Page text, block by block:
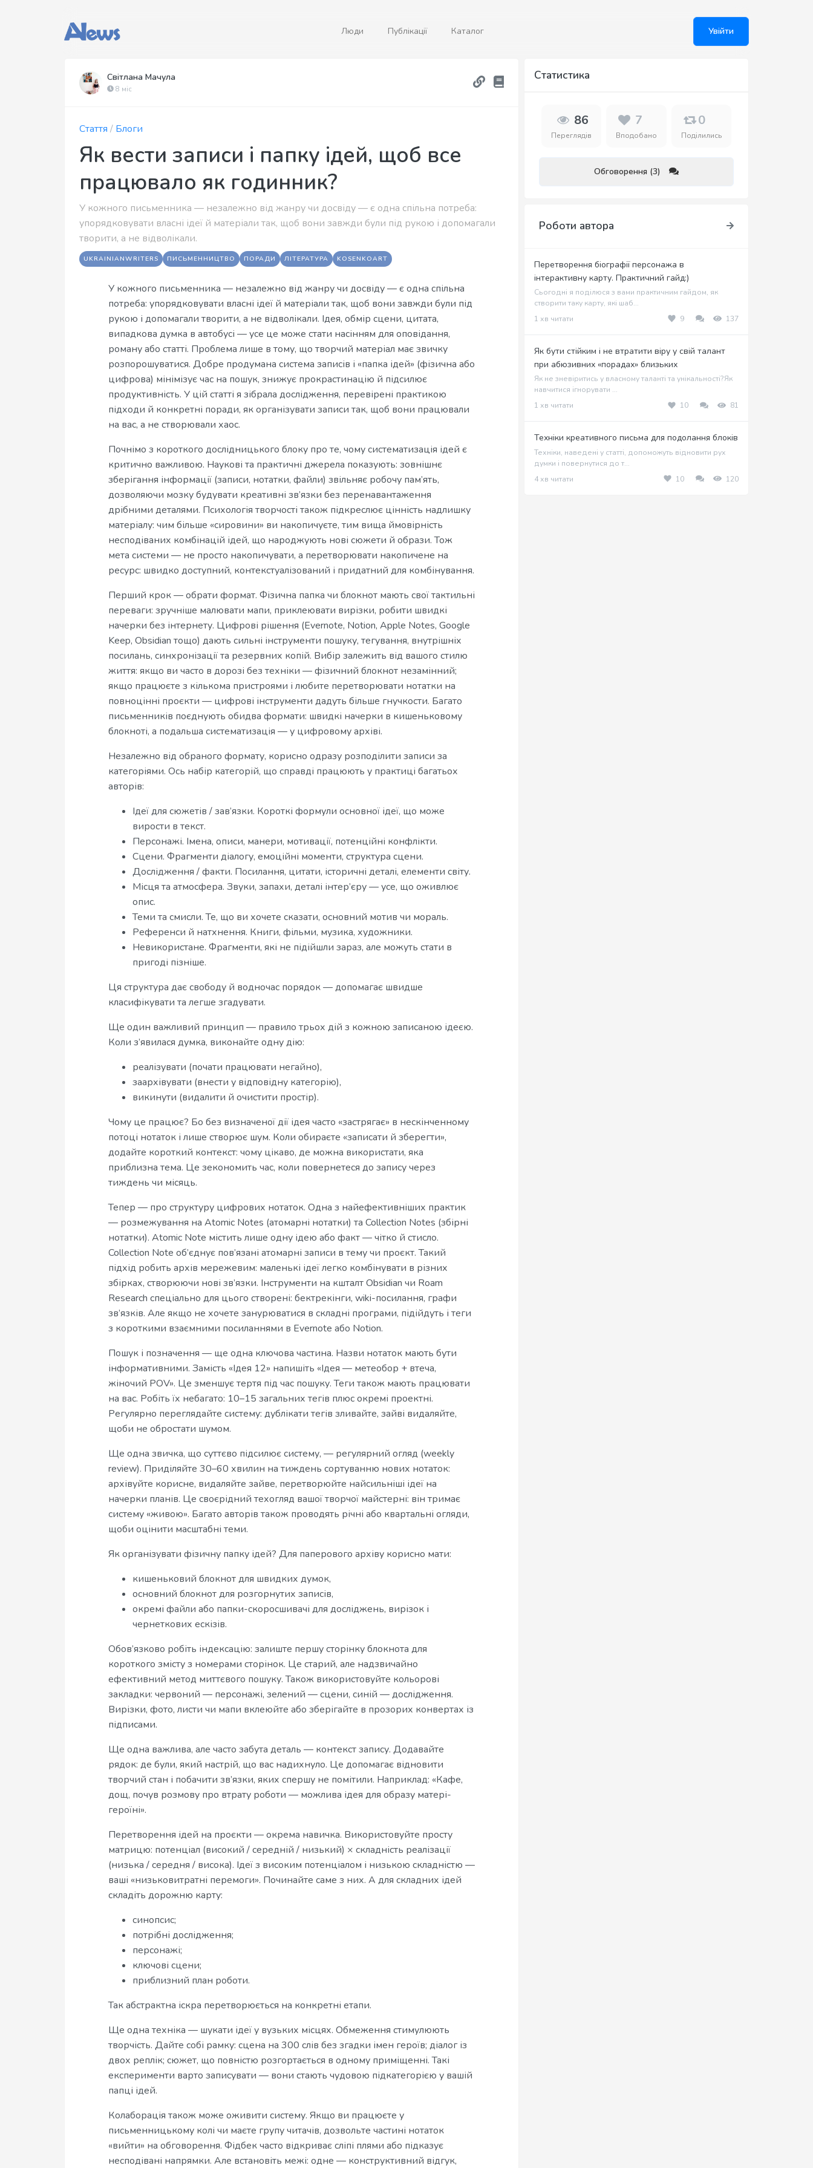
Люди Публікації Каталог Увійти
Світлана Мачула
8 міс
Стаття / Блоги
Як вести записи і папку ідей, щоб все
працювало як годинник?
У кожного письменника — незалежно від жанру чи досвіду — є одна спільна потреба:
упорядковувати власні ідеї й матеріали так, щоб вони завжди були під рукою і допомагали
творити, а не відволікали.
UKRAINIANWRITERS ПИСЬМЕННИЦТВО ПОРАДИ ЛІТЕРАТУРА KOSENKOART
У кожного письменника — незалежно від жанру чи досвіду — є одна спільна
потреба: упорядковувати власні ідеї й матеріали так, щоб вони завжди були під
рукою і допомагали творити, а не відволікали. Ідея, обмір сцени, цитата,
випадкова думка в автобусі — усе це може стати насінням для оповідання,
роману або статті. Проблема лише в тому, що творчий матеріал має звичку
розпорошуватися. Добре продумана система записів і «папка ідей» (фізична або
цифрова) мінімізує час на пошук, знижує прокрастинацію й підсилює
продуктивність. У цій статті я зібрала дослідження, перевірені практикою
підходи й конкретні поради, як організувати записи так, щоб вони працювали
на вас, а не створювали хаос.
Почнімо з короткого дослідницького блоку про те, чому систематизація ідей є
критично важливою. Наукові та практичні джерела показують: зовнішнє
зберігання інформації (записи, нотатки, файли) звільняє робочу пам’ять,
дозволяючи мозку будувати креативні зв’язки без перенавантаження
дрібними деталями. Психологія творчості також підкреслює цінність надлишку
матеріалу: чим більше «сировини» ви накопичуєте, тим вища ймовірність
несподіваних комбінацій ідей, що народжують нові сюжети й образи. Тож
мета системи — не просто накопичувати, а перетворювати накопичене на
ресурс: швидко доступний, контекстуалізований і придатний для комбінування.
Перший крок — обрати формат. Фізична папка чи блокнот мають свої тактильні
переваги: зручніше малювати мапи, приклеювати вирізки, робити швидкі
начерки без інтернету. Цифрові рішення (Evernote, Notion, Apple Notes, Google
Keep, Obsidian тощо) дають сильні інструменти пошуку, тегування, внутрішніх
посилань, синхронізації та резервних копій. Вибір залежить від вашого стилю
життя: якщо ви часто в дорозі без техніки — фізичний блокнот незамінний;
якщо працюєте з кількома пристроями і любите перетворювати нотатки на
повноцінні проєкти — цифрові інструменти дадуть більше гнучкости. Багато
письменників поєднують обидва формати: швидкі начерки в кишеньковому
блокноті, а подальша систематизація — у цифровому архіві.
Незалежно від обраного формату, корисно одразу розподілити записи за
категоріями. Ось набір категорій, що справді працюють у практиці багатьох
авторів:
Ідеї для сюжетів / зав’язки. Короткі формули основної ідеї, що може
вирости в текст.
Персонажі. Імена, описи, манери, мотивації, потенційні конфлікти.
Сцени. Фрагменти діалогу, емоційні моменти, структура сцени.
Дослідження / факти. Посилання, цитати, історичні деталі, елементи світу.
Місця та атмосфера. Звуки, запахи, деталі інтер’єру — усе, що оживлює
опис.
Теми та смисли. Те, що ви хочете сказати, основний мотив чи мораль.
Референси й натхнення. Книги, фільми, музика, художники.
Невикористане. Фрагменти, які не підійшли зараз, але можуть стати в
пригоді пізніше.
Ця структура дає свободу й водночас порядок — допомагає швидше
класифікувати та легше згадувати.
Ще один важливий принцип — правило трьох дій з кожною записаною ідеєю.
Коли з’явилася думка, виконайте одну дію:
реалізувати (почати працювати негайно),
заархівувати (внести у відповідну категорію),
викинути (видалити й очистити простір).
Чому це працює? Бо без визначеної дії ідея часто «застрягає» в нескінченному
потоці нотаток і лише створює шум. Коли обираєте «записати й зберегти»,
додайте короткий контекст: чому цікаво, де можна використати, яка
приблизна тема. Це зекономить час, коли повернетеся до запису через
тиждень чи місяць.
Тепер — про структуру цифрових нотаток. Одна з найефективніших практик
— розмежування на Atomic Notes (атомарні нотатки) та Collection Notes (збірні
нотатки). Atomic Note містить лише одну ідею або факт — чітко й стисло.
Collection Note об’єднує пов’язані атомарні записи в тему чи проєкт. Такий
підхід робить архів мережевим: маленькі ідеї легко комбінувати в різних
збірках, створюючи нові зв’язки. Інструменти на кшталт Obsidian чи Roam
Research спеціально для цього створені: бектрекінги, wiki-посилання, графи
зв’язків. Але якщо не хочете занурюватися в складні програми, підійдуть і теги
з короткими взаємними посиланнями в Evernote або Notion.
Пошук і позначення — ще одна ключова частина. Назви нотаток мають бути
інформативними. Замість «Ідея 12» напишіть «Ідея — метеобор + втеча,
жіночий POV». Це зменшує тертя під час пошуку. Теги також мають працювати
на вас. Робіть їх небагато: 10–15 загальних тегів плюс окремі проектні.
Регулярно переглядайте систему: дублікати тегів зливайте, зайві видаляйте,
щоби не обростати шумом.
Ще одна звичка, що суттєво підсилює систему, — регулярний огляд (weekly
review). Приділяйте 30–60 хвилин на тиждень сортуванню нових нотаток:
архівуйте корисне, видаляйте зайве, перетворюйте найсильніші ідеї на
начерки планів. Це своєрідний техогляд вашої творчої майстерні: він тримає
систему «живою». Багато авторів також проводять річні або квартальні огляди,
щоби оцінити масштабні теми.
Як організувати фізичну папку ідей? Для паперового архіву корисно мати:
кишеньковий блокнот для швидких думок,
основний блокнот для розгорнутих записів,
окремі файли або папки-скоросшивачі для досліджень, вирізок і
чернеткових ескізів.
Обов’язково робіть індексацію: залиште першу сторінку блокнота для
короткого змісту з номерами сторінок. Це старий, але надзвичайно
ефективний метод миттєвого пошуку. Також використовуйте кольорові
закладки: червоний — персонажі, зелений — сцени, синій — дослідження.
Вирізки, фото, листи чи мапи вклеюйте або зберігайте в прозорих конвертах із
підписами.
Ще одна важлива, але часто забута деталь — контекст запису. Додавайте
рядок: де були, який настрій, що вас надихнуло. Це допомагає відновити
творчий стан і побачити зв’язки, яких спершу не помітили. Наприклад: «Кафе,
дощ, почув розмову про втрату роботи — можлива ідея для образу матері-
героїні».
Перетворення ідей на проєкти — окрема навичка. Використовуйте просту
матрицю: потенціал (високий / середній / низький) × складність реалізації
(низька / середня / висока). Ідеї з високим потенціалом і низькою складністю —
ваші «низьковитратні перемоги». Починайте саме з них. А для складних ідей
складіть дорожню карту:
синопсис;
потрібні дослідження;
персонажі;
ключові сцени;
приблизний план роботи.
Так абстрактна іскра перетворюється на конкретні етапи.
Ще одна техніка — шукати ідеї у вузьких місцях. Обмеження стимулюють
творчість. Дайте собі рамку: сцена на 300 слів без згадки імен героїв; діалог із
двох реплік; сюжет, що повністю розгортається в одному приміщенні. Такі
експерименти варто записувати — вони стають чудовою підкатегорією у вашій
папці ідей.
Колаборація також може оживити систему. Якщо ви працюєте у
письменницькому колі чи маєте групу читачів, дозвольте частині нотаток
«вийти» на обговорення. Фідбек часто відкриває сліпі плями або підказує
несподівані напрямки. Але встановіть межі: одне — конструктивний відгук,
Статистика
86
Переглядів
7
Вподобано
0
Поділились
Обговорення (3)
Роботи автора
Перетворення біографії персонажа в
інтерактивну карту. Практичний гайд:)
Сьогодні я поділюся з вами практичним гайдом, як
створити таку карту, які шаб...
1 хв читати
9 137
Як бути стійким і не втратити віру у свій талант
при абюзивних «порадах» близьких
Як не зневіритись у власному таланті та унікальності?Як
навчитися ігнорувати ...
1 хв читати
10 81
Техніки креативного письма для подолання блоків
Техніки, наведені у статті, допоможуть відновити рух
думки і повернутися до т...
4 хв читати
10 120